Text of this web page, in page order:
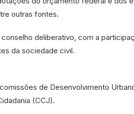
outras fontes.
deliberativo, com a
da sociedade civil.
de Desenvolvimento
(CCJ).